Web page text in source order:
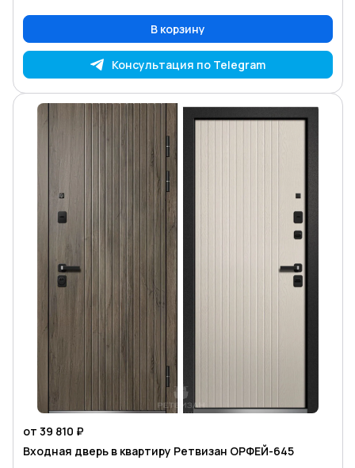
В корзину
Консультация по Telegram
от 39 810 ₽
Входная дверь в квартиру Ретвизан ОРФЕЙ-645